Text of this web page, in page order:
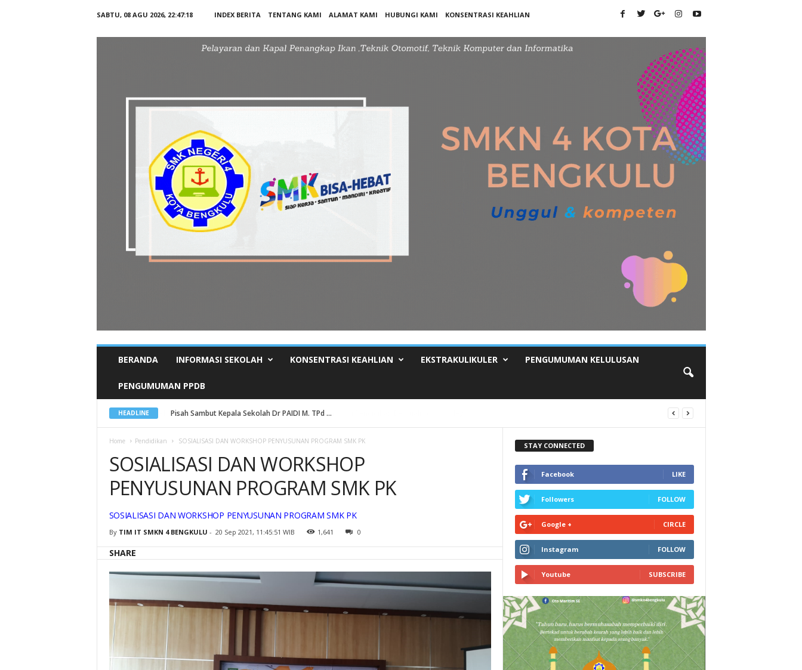
SABTU, 08 AGU 2026, 22:47:20 INDEX BERITA TENTANG KAMI ALAMAT KAMI HUBUNGI KAMI KONSENTRASI KEAHLIAN
BERANDA INFORMASI SEKOLAH KONSENTRASI KEAHLIAN EKSTRAKULIKULER PENGUMUMAN KELULUSAN
PENGUMUMAN PPDB
HEADLINE Pisah Sambut Kepala Sekolah Dr PAIDI M. TPd ...
Home Pendidikan SOSIALISASI DAN WORKSHOP PENYUSUNAN PROGRAM SMK PK
SOSIALISASI DAN WORKSHOP
PENYUSUNAN PROGRAM SMK PK
SOSIALISASI DAN WORKSHOP PENYUSUNAN PROGRAM SMK PK
By TIM IT SMKN 4 BENGKULU - 20 Sep 2021, 11:45:51 WIB 1,641 0
SHARE
STAY CONNECTED
Facebook LIKE
Followers FOLLOW
Google + CIRCLE
Instagram FOLLOW
Youtube SUBSCRIBE